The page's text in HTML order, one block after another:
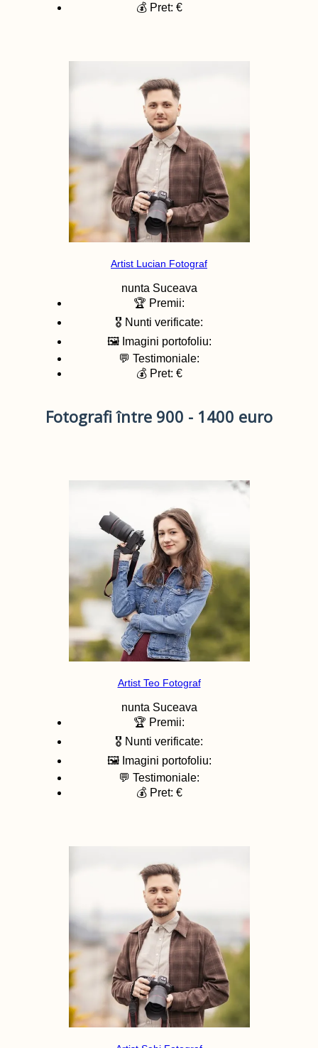
💰 Pret: €
Artist Lucian Fotograf
nunta Suceava
🏆 Premii:
🎖️ Nunti verificate:
🖼️ Imagini portofoliu:
💬 Testimoniale:
💰 Pret: €
Fotografi între 900 - 1400 euro
Artist Teo Fotograf
nunta Suceava
🏆 Premii:
🎖️ Nunti verificate:
🖼️ Imagini portofoliu:
💬 Testimoniale:
💰 Pret: €